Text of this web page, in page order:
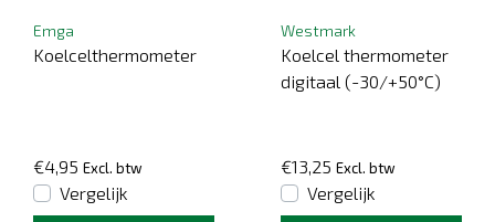
Emga
Koelcelthermometer
€4,95 Excl. btw
Vergelijk
Westmark
Koelcel thermometer
digitaal (-30/+50°C)
€13,25 Excl. btw
Vergelijk